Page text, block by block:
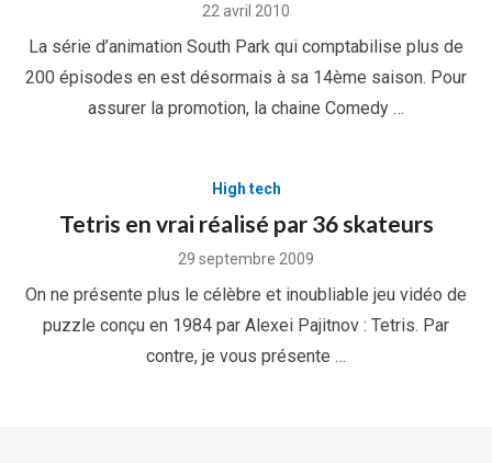
Posted
22 avril 2010
La série d’animation South Park qui comptabilise plus de
200 épisodes en est désormais à sa 14ème saison. Pour
assurer la promotion, la chaine Comedy …
High tech
Tetris en vrai réalisé par 36 skateurs
Posted
29 septembre 2009
On ne présente plus le célèbre et inoubliable jeu vidéo de
puzzle conçu en 1984 par Alexei Pajitnov : Tetris. Par
contre, je vous présente …